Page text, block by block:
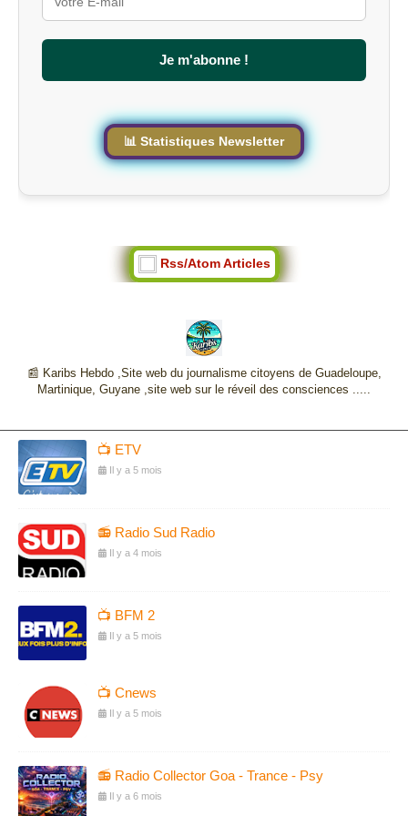
l
t
Je m'abonne !
📊 Statistiques Newsletter
Rss/Atom Articles
📰 Karibs Hebdo ,Site web du journalisme citoyens de Guadeloupe,
Martinique, Guyane ,site web sur le réveil des consciences .....
📺 ETV
Il y a 5 mois
📻 Radio Sud Radio
Il y a 4 mois
📺 BFM 2
Il y a 5 mois
📺 Cnews
Il y a 5 mois
📻 Radio Collector Goa - Trance - Psy
Il y a 6 mois